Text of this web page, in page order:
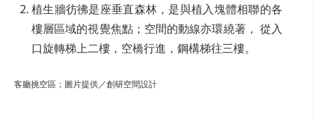
植生牆彷彿是座垂直森林，是與植入塊體相聯的各
樓層區域的視覺焦點；空間的動線亦環繞著， 從入
口旋轉梯上二樓，空橋行進，鋼構梯往三樓。
客廳挑空區；圖片提供／創研空間設計